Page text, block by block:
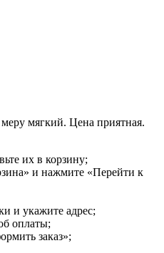
мягкий. Цена приятная.
их в корзину;
и нажмите «Перейти к
и укажите адрес;
оплаты;
заказ»;